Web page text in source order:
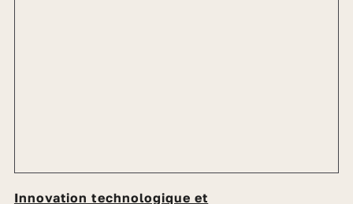
Innovation technologique et